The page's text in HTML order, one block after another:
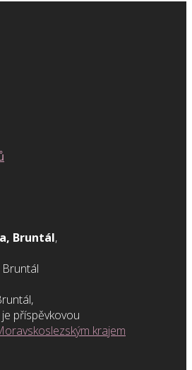
Bruntál,
příspěvkovou
krajem